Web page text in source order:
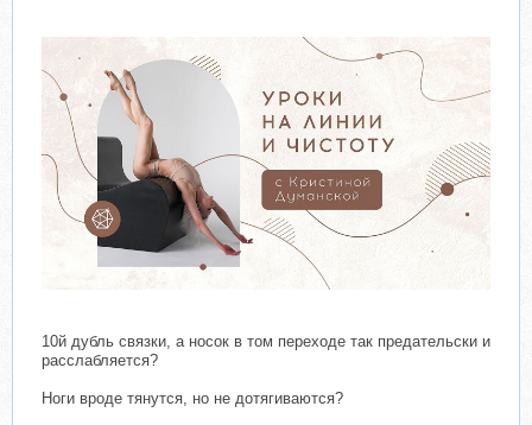
10й дубль связки, а носок в том переходе так предательски и
расслабляется?
Ноги вроде тянутся, но не дотягиваются?